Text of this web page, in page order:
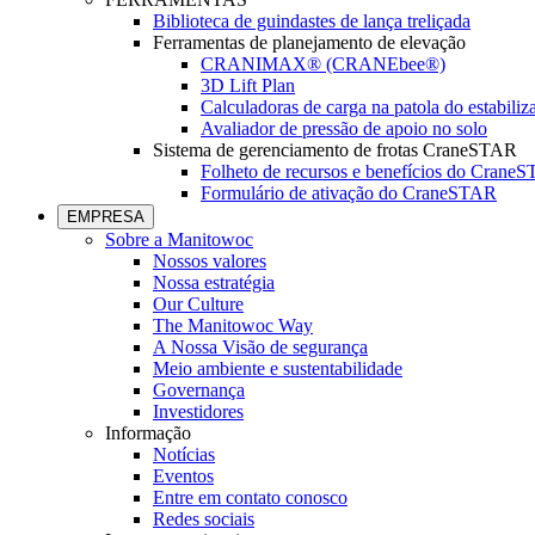
Biblioteca de guindastes de lança treliçada
Ferramentas de planejamento de elevação
CRANIMAX® (CRANEbee®)
3D Lift Plan
Calculadoras de carga na patola do
Avaliador de pressão de apoio no solo
Sistema de gerenciamento de frotas CraneSTAR
Folheto de recursos e benefícios do
Formulário de ativação do CraneSTAR
EMPRESA
Sobre a Manitowoc
Nossos valores
Nossa estratégia
Our Culture
The Manitowoc Way
A Nossa Visão de segurança
Meio ambiente e sustentabilidade
Governança
Investidores
Informação
Notícias
Eventos
Entre em contato conosco
Redes sociais